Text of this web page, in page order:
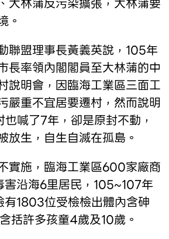
。
聯盟理事長黃義英說，105年
長率領內閣閣員至大林蒲的中
說明會，因臨海工業區三面工
嚴重不宜居要遷村，然而說明
喊了7年，卻是原封不動，
放生，自生自滅在孤島。
實施，臨海工業區600家廠商
害沿海6里居民，105~107年
1803位受檢檢出體內含砷
括許多孩童4歲及10歲。